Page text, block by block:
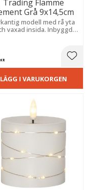
Trading Flamme
Grå 9x14,5cm
modell med rå yta
vaxad insida. Inbyggd
dekorativ atmosfär i hela
LÄGG I VARUKORGEN